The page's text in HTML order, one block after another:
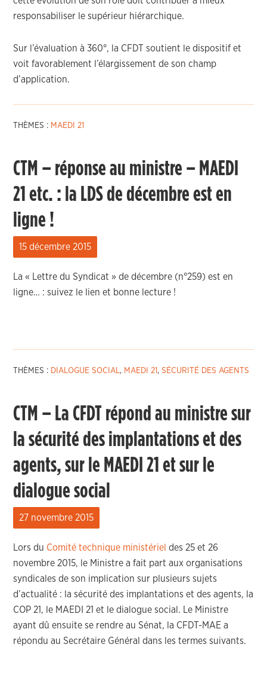
responsabiliser le supérieur hiérarchique.
Sur l’évaluation à 360°, la CFDT soutient le dispositif et
voit favorablement l’élargissement de son champ
d’application.
THÈMES : MAEDI 21
CTM – réponse au ministre – MAEDI
21 etc. : la LDS de décembre est en
ligne !
15 décembre 2015
La « Lettre du Syndicat » de décembre (n°259) est en
ligne… : suivez le lien et bonne lecture !
THÈMES : DIALOGUE SOCIAL, MAEDI 21 ,SÉCURITÉ DES AGENTS
CTM – La CFDT répond au ministre sur
la sécurité des implantations et des
agents, sur le MAEDI 21 et sur le
dialogue social
27 novembre 2015
Lors du Comité technique ministérieldes 25 et 26
novembre 2015, le Ministre a fait part aux organisations
syndicales de son implication sur plusieurs sujets
d’actualité : la sécurité des implantations et des agents, la
COP 21, le MAEDI 21 et le dialogue social. Le Ministre
ayant dû ensuite se rendre au Sénat, la CFDT-MAE a
répondu au Secrétaire Général dans les termes suivants.